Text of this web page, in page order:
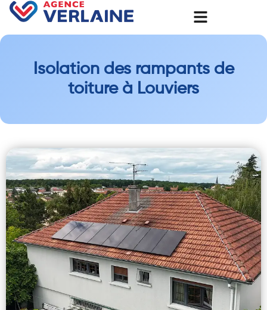
Isolation des rampants de
toiture à Louviers